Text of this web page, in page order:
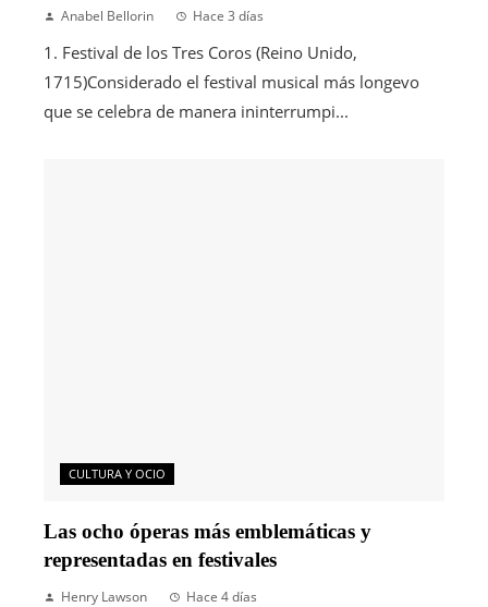
Anabel Bellorin Hace 3 días
1. Festival de los Tres Coros (Reino Unido,
1715)Considerado el festival musical más longevo
que se celebra de manera ininterrumpi...
CULTURA Y OCIO
Las ocho óperas más emblemáticas y
representadas en festivales
Henry Lawson Hace 4 días